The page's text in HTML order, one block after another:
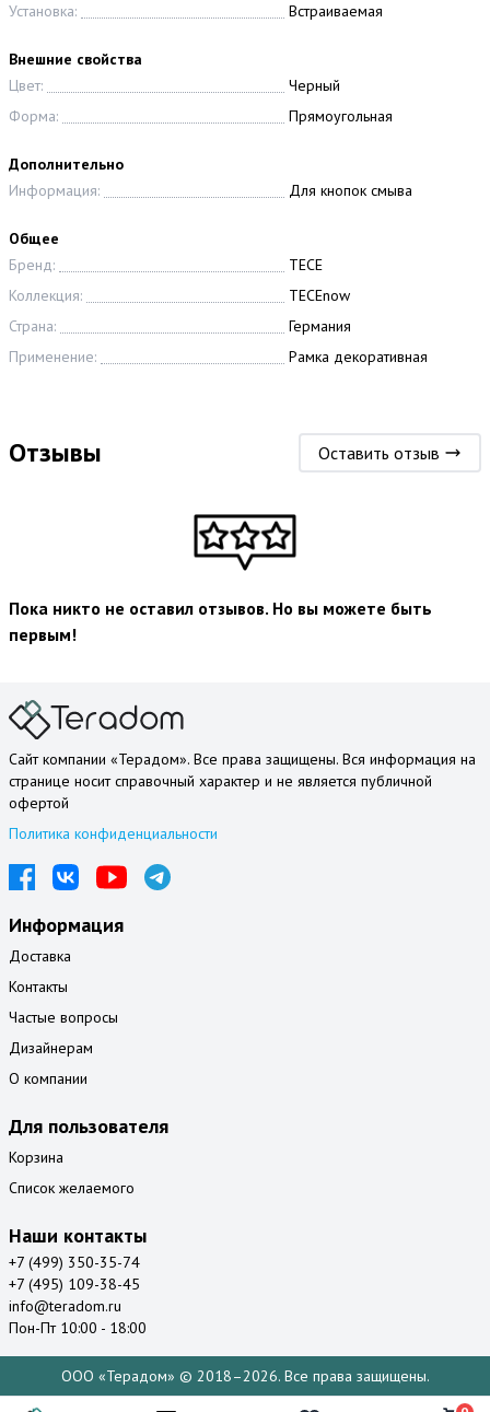
Установка:
Встраиваемая
Внешние свойства
Цвет:
Черный
Форма:
Прямоугольная
Дополнительно
Информация:
Для кнопок смыва
Общее
Бренд:
TECE
Коллекция:
TECEnow
Страна:
Германия
Применение:
Рамка декоративная
Отзывы Оставить отзыв
Пока никто не оставил отзывов. Но вы можете быть
первым!
Сайт компании «Терадом». Все права защищены. Вся информация на
странице носит справочный характер и не является публичной
офертой
Политика конфиденциальности
Информация
Доставка
Контакты
Частые вопросы
Дизайнерам
О компании
Для пользователя
Корзина
Список желаемого
Наши контакты
+7 (499) 350-35-74
+7 (495) 109-38-45
info@teradom.ru
Пон-Пт 10:00 - 18:00
ООО «Терадом» © 2018–2026. Все права защищены.